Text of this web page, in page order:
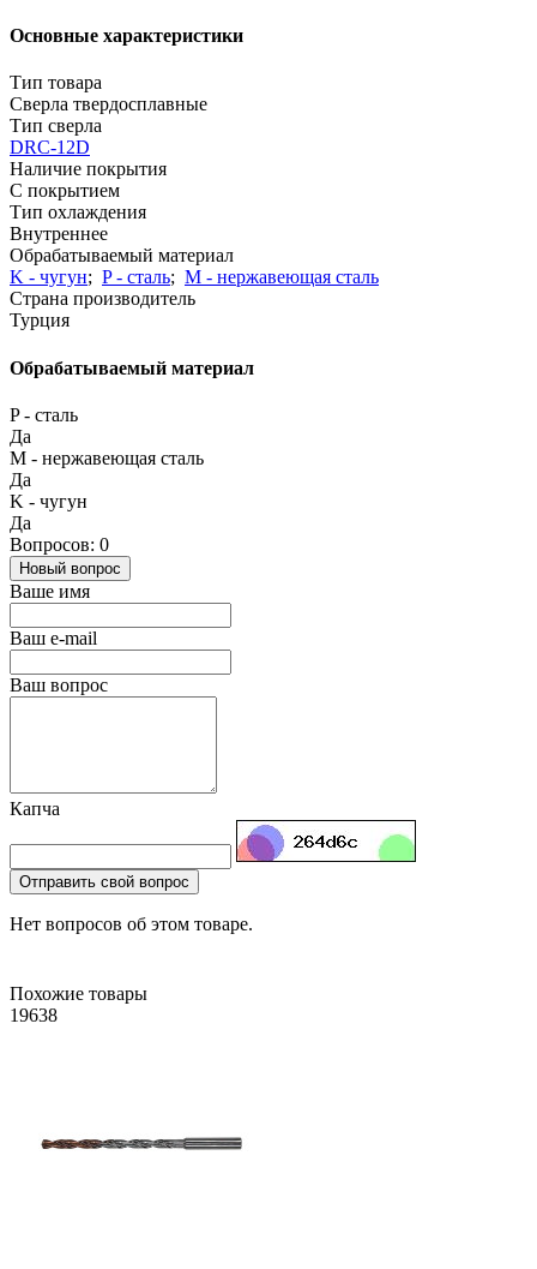
Основные характеристики
Тип товара
Сверла твердосплавные
Тип сверла
DRC-12D
Наличие покрытия
С покрытием
Тип охлаждения
Внутреннее
Обрабатываемый материал
K - чугун; P - сталь; М - нержавеющая сталь
Страна производитель
Турция
Обрабатываемый материал
P - сталь
Да
М - нержавеющая сталь
Да
K - чугун
Да
Вопросов: 0
Новый вопрос
Ваше имя
Ваш e-mail
Ваш вопрос
Капча
Отправить свой вопрос
Нет вопросов об этом товаре.
Похожие товары
19638